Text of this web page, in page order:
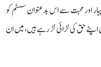
اور محبت سے اس بدعنوان سسٹم کو
حق کی لڑائی لڑ رہے ہیں، میں ان